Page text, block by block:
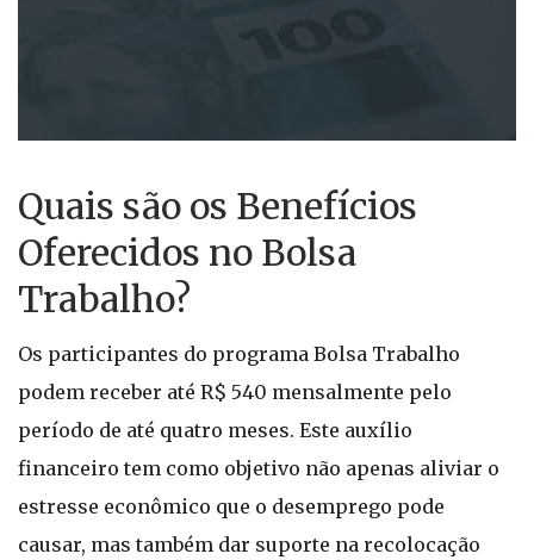
Quais são os Benefícios
Oferecidos no Bolsa
Trabalho?
Os participantes do programa Bolsa Trabalho
podem receber até R$ 540 mensalmente pelo
período de até quatro meses. Este auxílio
financeiro tem como objetivo não apenas aliviar o
estresse econômico que o desemprego pode
causar, mas também dar suporte na recolocação